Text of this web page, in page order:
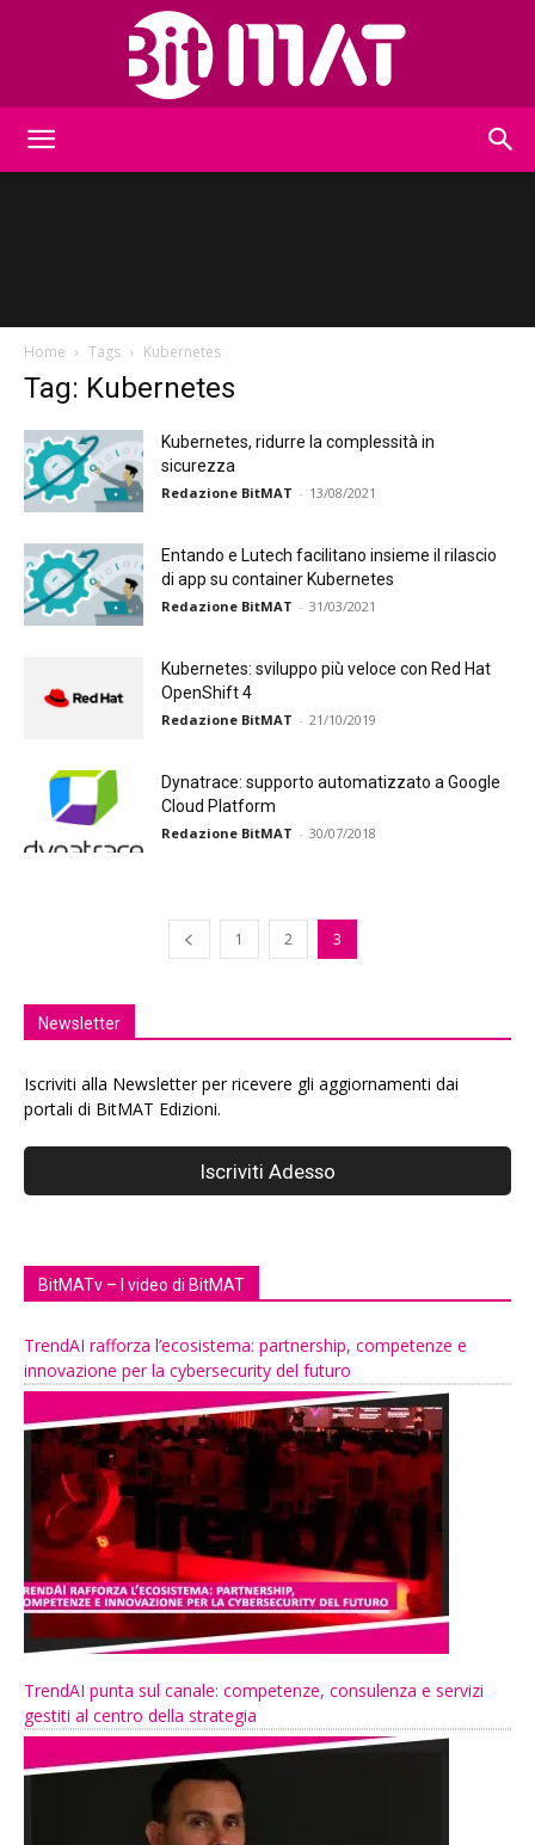
Home Tags Kubernetes
Tag: Kubernetes
Kubernetes, ridurre la complessità in
sicurezza
Redazione BitMAT - 13/08/2021
Entando e Lutech facilitano insieme il rilascio
di app su container Kubernetes
Redazione BitMAT - 31/03/2021
Kubernetes: sviluppo più veloce con Red Hat
OpenShift 4
Redazione BitMAT - 21/10/2019
Dynatrace: supporto automatizzato a Google
Cloud Platform
Redazione BitMAT - 30/07/2018
1 2 3
Newsletter
Iscriviti alla Newsletter per ricevere gli aggiornamenti dai
portali di BitMAT Edizioni.
BitMATv – I video di BitMAT
TrendAI rafforza l’ecosistema: partnership, competenze e
innovazione per la cybersecurity del futuro
TrendAI punta sul canale: competenze, consulenza e servizi
gestiti al centro della strategia